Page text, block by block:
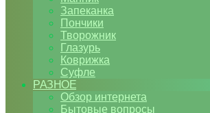
Запеканка
Пончики
Творожник
Глазурь
Коврижка
Суфле
РАЗНОЕ
Обзор интернета
Бытовые вопросы